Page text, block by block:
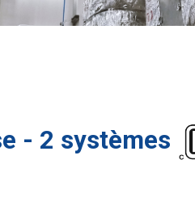
- 2 systèmes